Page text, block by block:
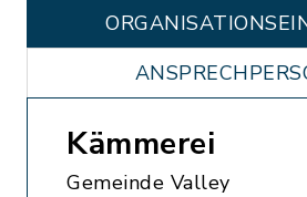
Kämmerei
Gemeinde Valley